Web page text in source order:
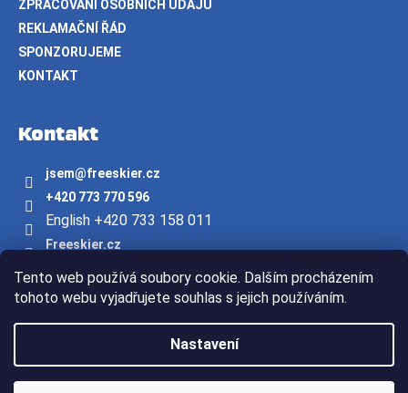
Tento web používá soubory cookie. Dalším procházením
tohoto webu vyjadřujete souhlas s jejich používáním.
Nastavení
ZPRACOVÁNÍ OSOBNÍCH ÚDAJŮ
REKLAMAČNÍ ŘÁD
SPONZORUJEME
KONTAKT
Kontakt
jsem@freeskier.cz
+420 773 770 596
English +420 733 158 011
Freeskier.cz
Youtube/freeskier.cz
Vytvořil Shoptet
Copyright 2026Freeskier.cz. Všechna práva vyhrazena.